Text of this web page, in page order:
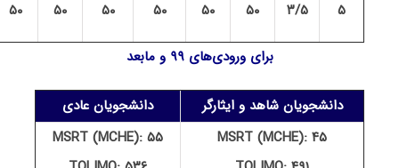
۵ ۳/۵ ۵۰ ۵۰ ۵۰ ۵۰ ۵۰ ۵۰
برای ورودی‏‌های ۹۹ و مابعد
دانشجویان شاهد و ایثارگر
دانشجویان عادی
MSRT (MCHE): ۴۵
MSRT (MCHE): ۵۵